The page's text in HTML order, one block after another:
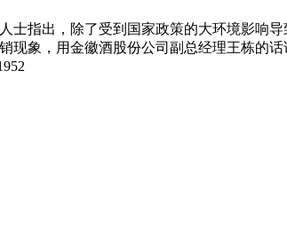
指出，除了受到国家政策的大环境影响
象，用金徽酒股份公司副总经理王栋的